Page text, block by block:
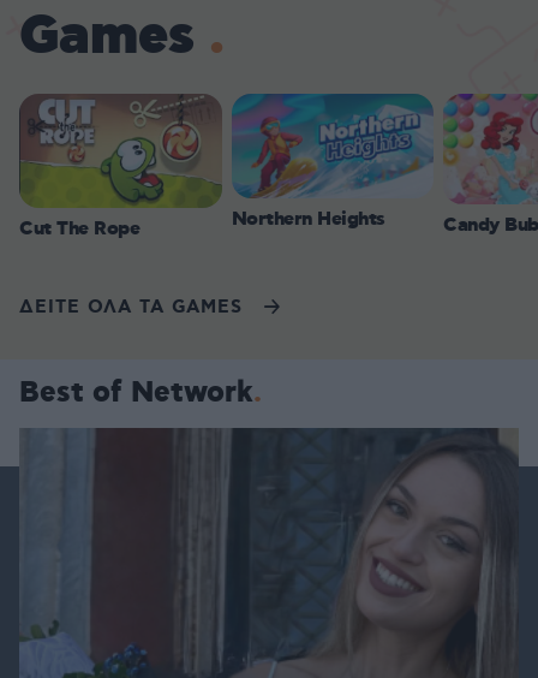
Games
Cut The Rope Northern Heights Candy
ΔΕΙΤΕ ΟΛΑ ΤΑ GAMES
Best of Network